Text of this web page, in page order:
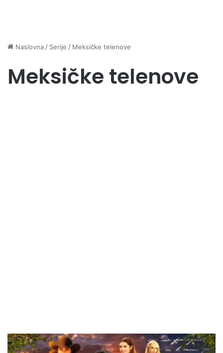
Naslovna / Serije / Meksičke telenove
Meksičke telenove